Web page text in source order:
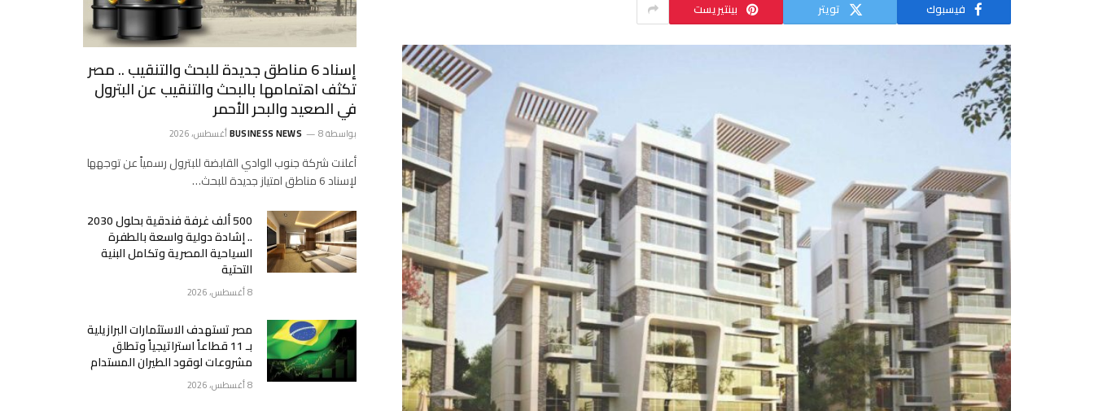
فيسبوك تويتر بينتيريست
إسناد 6 مناطق جديدة للبحث والتنقيب .. مصر
تكثف اهتمامها بالبحث والتنقيب عن البترول
في الصعيد والبحر الأحمر
بواسطة BUSINESS NEWS 8 أغسطس، 2026
أعلنت شركة جنوب الوادي القابضة للبترول رسمياً عن توجهها
لإسناد 6 مناطق امتياز جديدة للبحث…
500 ألف غرفة فندقية بحلول 2030
.. إشادة دولية واسعة بالطفرة
السياحية المصرية وتكامل البنية
التحتية
8 أغسطس، 2026
مصر تستهدف الاستثمارات البرازيلية
بـ 11 قطاعاً استراتيجياً وتطلق
مشروعات لوقود الطيران المستدام
8 أغسطس، 2026